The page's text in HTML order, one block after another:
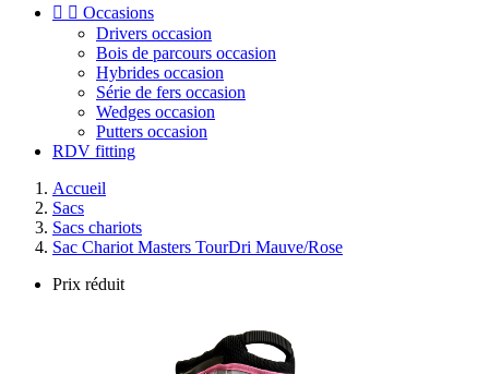
  Occasions
Drivers occasion
Bois de parcours occasion
Hybrides occasion
Série de fers occasion
Wedges occasion
Putters occasion
RDV fitting
Accueil
Sacs
Sacs chariots
Sac Chariot Masters TourDri Mauve/Rose
Prix réduit